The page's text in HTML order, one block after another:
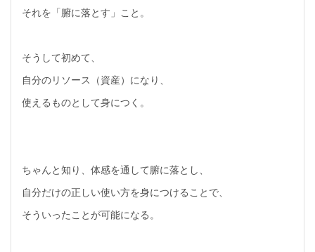
それを「腑に落とす」こと。
そうして初めて、
自分のリソース（資産）になり、
使えるものとして身につく。
ちゃんと知り、体感を通して腑に落とし、
自分だけの正しい使い方を身につけることで、
そういったことが可能になる。